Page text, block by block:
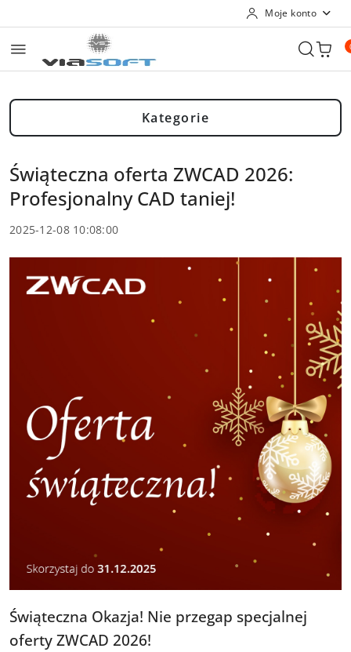
Moje konto
Kategorie
Świąteczna oferta ZWCAD 2026:
Profesjonalny CAD taniej!
2025-12-08 10:08:00
Świąteczna Okazja! Nie przegap specjalnej
oferty ZWCAD 2026!